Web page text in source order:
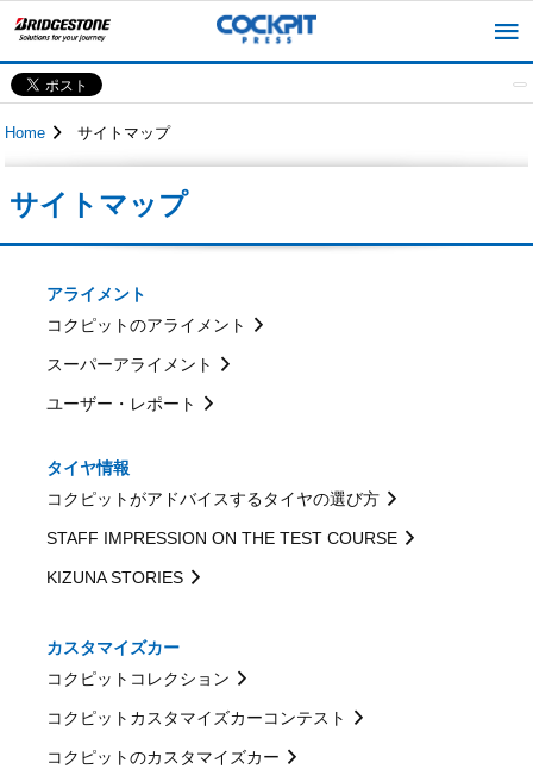
Home サイトマップ
サイトマップ
アライメント
コクピットのアライメント
スーパーアライメント
ユーザー・レポート
タイヤ情報
コクピットがアドバイスするタイヤの選び方
STAFF IMPRESSION ON THE TEST COURSE
KIZUNA STORIES
カスタマイズカー
コクピットコレクション
コクピットカスタマイズカーコンテスト
コクピットのカスタマイズカー